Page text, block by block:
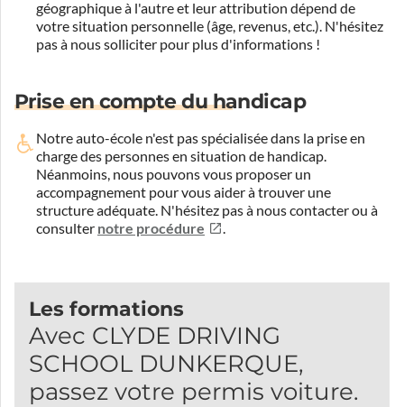
géographique à l'autre et leur attribution dépend de
votre situation personnelle (âge, revenus, etc.). N'hésitez
pas à nous solliciter pour plus d'informations !
Prise en compte du handicap
Notre auto-école n'est pas spécialisée dans la prise en
charge des personnes en situation de handicap.
Néanmoins, nous pouvons vous proposer un
accompagnement pour vous aider à trouver une
structure adéquate. N'hésitez pas à nous contacter ou à
consulter notre procédure .
Les formations
Avec CLYDE DRIVING
SCHOOL DUNKERQUE,
passez votre permis voiture.